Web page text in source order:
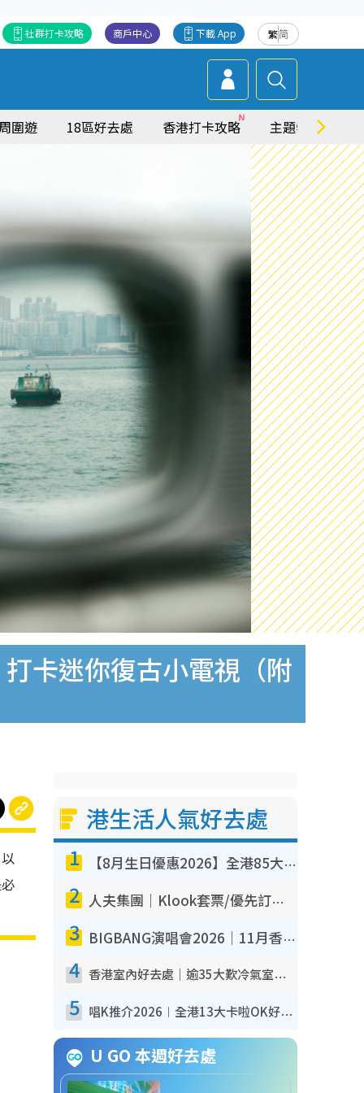
繁简
下載 App
商戶中心
社群打卡攻略
圍遊 18區好去處 香港打卡攻略 主題特集
卡迷你復古小電視（附
港生活人氣好去處
1 【8月生日優惠2026】全港85大食買玩著數攻略 自助餐/火鍋放題同行免費＋誠品/DONKI送現金券
2 人夫集團｜Klook套票/優先訂票/公開發售搶飛攻略！附票價.購票連結.場地座位表
3 BIGBANG演唱會2026｜11月香港啟德開3場！實名制VIP申請、優先購票攻略
4 香港室內好去處｜逾35大歎冷氣室內好去處推介 室內活動免費避雨無懼落雨
5 唱K推介2026︱全港13大卡啦OK好去處！最平$36起 日文K都有！(附地址+收費詳情)
U GO 本週好去處